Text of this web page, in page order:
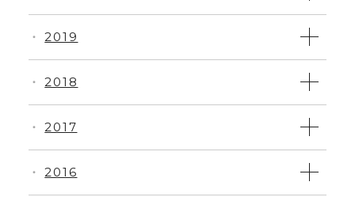
・ 2016
・ 2017
・ 2018
・ 2019